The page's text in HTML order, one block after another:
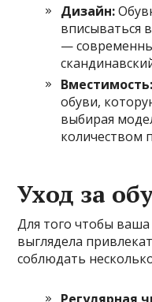
Дизайн:
вписываться
—
Вместимость:
обуви,
выбирая
количеством
Уход за
Для того чтобы
выглядела
соблюдать